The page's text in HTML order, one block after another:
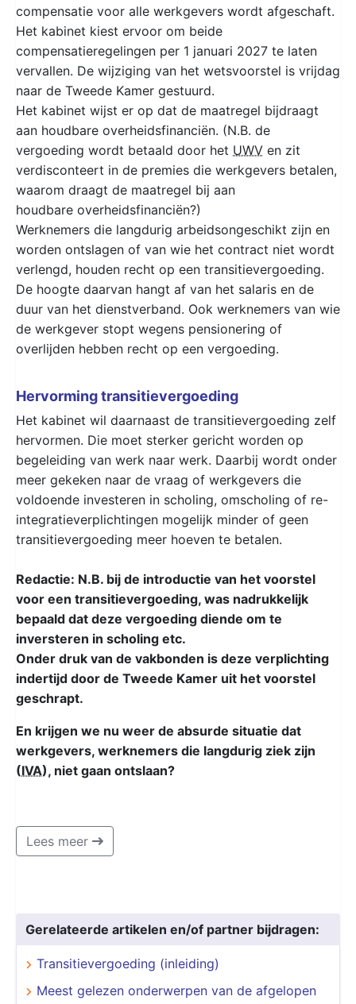
compensatie voor alle werkgevers wordt afgeschaft.
Het kabinet kiest ervoor om beide
compensatieregelingen per 1 januari 2027 te laten
vervallen. De wijziging van het wetsvoorstel is vrijdag
naar de Tweede Kamer gestuurd.
Het kabinet wijst er op dat de maatregel bijdraagt
aan houdbare overheidsfinanciën. (N.B. de
vergoeding wordt betaald door het UWV en zit
verdisconteert in de premies die werkgevers betalen,
waarom draagt de maatregel bij aan
houdbare overheidsfinanciën?)
Werknemers die langdurig arbeidsongeschikt zijn en
worden ontslagen of van wie het contract niet wordt
verlengd, houden recht op een transitievergoeding.
De hoogte daarvan hangt af van het salaris en de
duur van het dienstverband. Ook werknemers van wie
de werkgever stopt wegens pensionering of
overlijden hebben recht op een vergoeding.
Hervorming transitievergoeding
Het kabinet wil daarnaast de transitievergoeding zelf
hervormen. Die moet sterker gericht worden op
begeleiding van werk naar werk. Daarbij wordt onder
meer gekeken naar de vraag of werkgevers die
voldoende investeren in scholing, omscholing of re-
integratieverplichtingen mogelijk minder of geen
transitievergoeding meer hoeven te betalen.
Redactie: N.B. bij de introductie van het voorstel
voor een transitievergoeding, was nadrukkelijk
bepaald dat deze vergoeding diende om te
inversteren in scholing etc.
Onder druk van de vakbonden is deze verplichting
indertijd door de Tweede Kamer uit het voorstel
geschrapt.
En krijgen we nu weer de absurde situatie dat
werkgevers, werknemers die langdurig ziek zijn
(IVA), niet gaan ontslaan?
Lees meer
Gerelateerde artikelen en/of partner bijdragen:
Transitievergoeding (inleiding)
Meest gelezen onderwerpen van de afgelopen